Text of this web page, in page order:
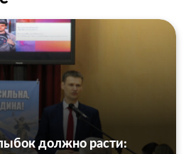
должно расти: